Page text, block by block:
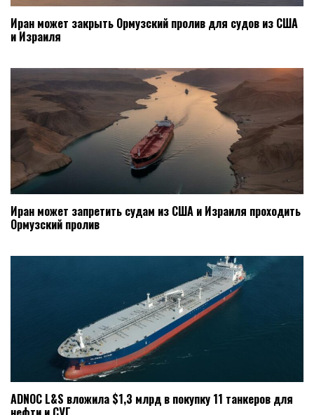
Иран может закрыть Ормузский пролив для судов из США
и Израиля
Иран может запретить судам из США и Израиля проходить
Ормузский пролив
ADNOC L&S вложила $1,3 млрд в покупку 11 танкеров для